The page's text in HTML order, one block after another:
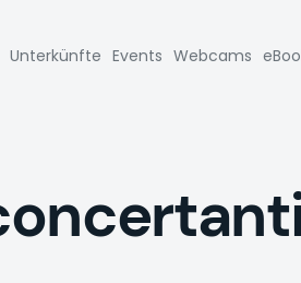
Unterkünfte Events Webcams